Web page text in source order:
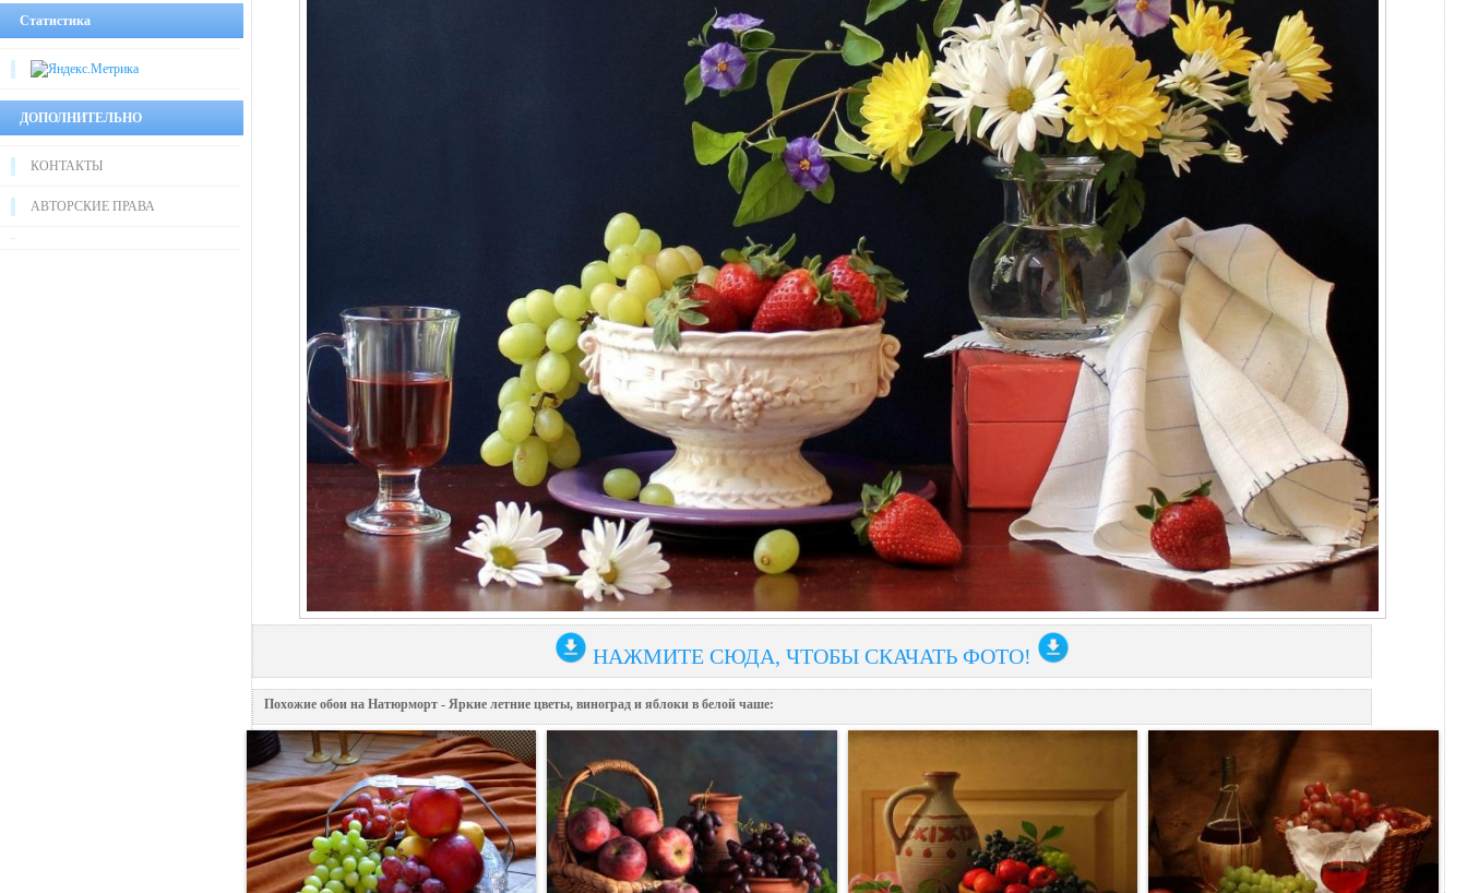
Статистика
ДОПОЛНИТЕЛЬНО
КОНТАКТЫ
АВТОРСКИЕ ПРАВА
НАЖМИТЕ СЮДА, ЧТОБЫ СКАЧАТЬ ФОТО!
Похожие обои на Натюрморт - Яркие летние цветы, виноград и яблоки в белой чаше: